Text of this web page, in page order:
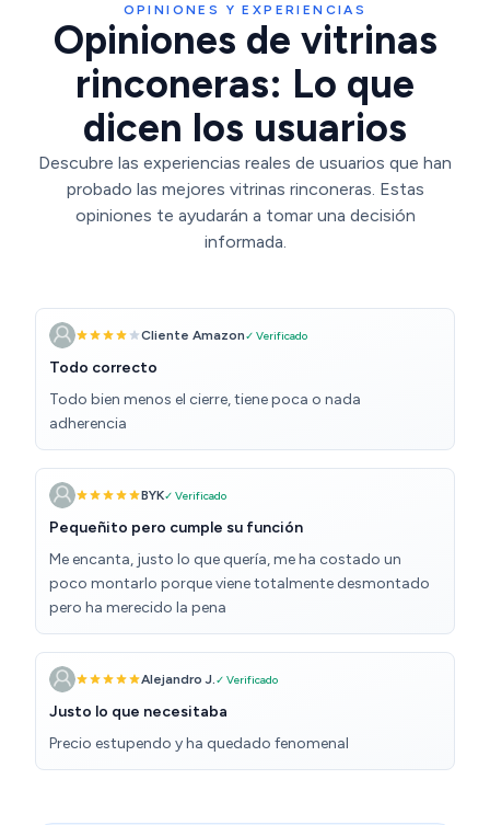
OPINIONES Y EXPERIENCIAS
Opiniones de vitrinas
rinconeras: Lo que
dicen los usuarios
Descubre las experiencias reales de usuarios que han
probado las mejores vitrinas rinconeras. Estas
opiniones te ayudarán a tomar una decisión
informada.
Cliente Amazon✓ Verificado
Todo correcto
Todo bien menos el cierre, tiene poca o nada
adherencia
BYK✓ Verificado
Pequeñito pero cumple su función
Me encanta, justo lo que quería, me ha costado un
poco montarlo porque viene totalmente desmontado
pero ha merecido la pena
Alejandro J.✓ Verificado
Justo lo que necesitaba
Precio estupendo y ha quedado fenomenal